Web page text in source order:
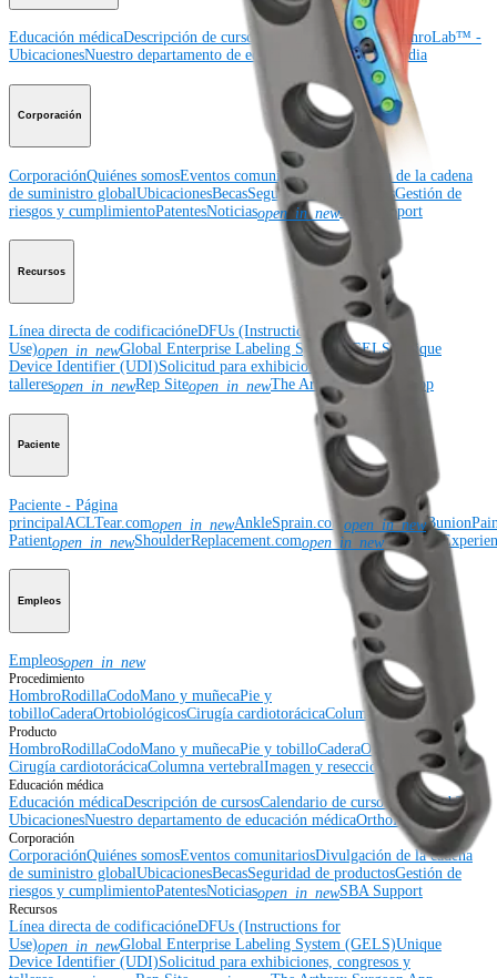
Educación médicaDescripción de cursos Calendario de cursosArthroLab™ -
UbicacionesNuestro departamento de educación médicaOrthoPedia
Corporación
CorporaciónQuiénes somosEventos comunitarios
Divulgación de la cadena
de suministro globalUbicacionesBecasSeguridad de productosGestión de
riesgos y cumplimientoPatentesNoticiasopen_in_newSBA Support
Recursos
Línea directa de codificacióneDFUs (Instructions for
Use)open_in_newGlobal Enterprise Labeling System (GELS)
Unique
Device Identifier (UDI)Solicitud para exhibiciones, congresos y
talleresopen_in_newRep Siteopen_in_newThe Arthrex Surgeon App
Paciente
Paciente - Página
principalACLTear.comopen_in_newAnkleSprain.com open_in_new
Patientopen_in_newShoulderReplacement.comopen_in_new
Empleos
Empleosopen_in_new
Procedimiento
HombroRodillaCodoMano y muñecaPie y
tobilloCaderaOrtobiológicosCirugía cardiotorácicaColumna vertebral
Producto
HombroRodillaCodoMano y muñecaPie y tobilloCaderaOrtobiológicos
Cirugía cardiotorácicaColumna vertebralImagen y resección
Educación médica
Educación médicaDescripción de cursosCalendario de cursos ArthroLab™ -
UbicacionesNuestro departamento de educación médicaOrthoPedia
Corporación
CorporaciónQuiénes somosEventos comunitariosDivulgación de la cadena
de suministro globalUbicacionesBecasSeguridad de productosGestión de
riesgos y cumplimientoPatentesNoticiasopen_in_newSBA Support
Recursos
Línea directa de codificacióneDFUs (Instructions for
Use)open_in_newGlobal Enterprise Labeling System (GELS)Unique
Device Identifier (UDI)Solicitud para exhibiciones, congresos y